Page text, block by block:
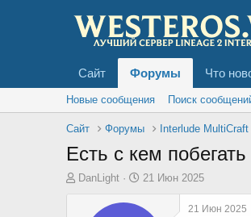
Сайт Форумы Что
Новые сообщения Поиск
Сайт Форумы Interlude
Есть с кем побегать
А
DanLight
Д
т
21 Июн 2025
21 Июн 2025